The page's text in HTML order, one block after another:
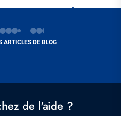
ARTICLES DE BLOG
de l'aide ?